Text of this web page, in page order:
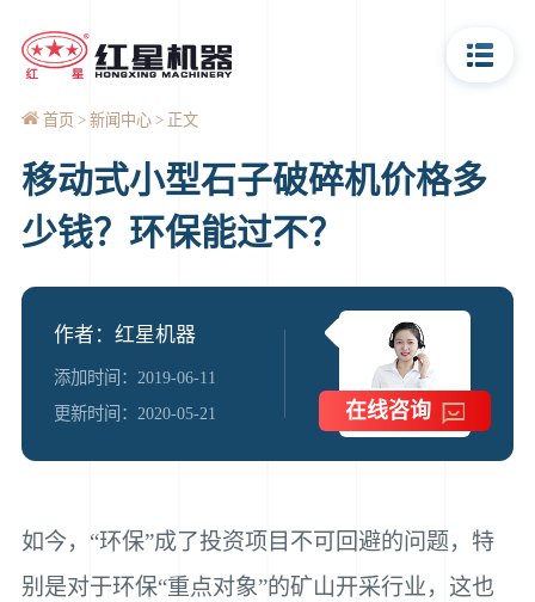
首页 新闻中心 正文
移动式小型石子破碎机价格多
少钱？环保能过不？
作者：红星机器
添加时间：2019-06-11
更新时间：2020-05-21
在线咨询
如今，“环保”成了投资项目不可回避的问题，特
别是对于环保“重点对象”的矿山开采行业，这也